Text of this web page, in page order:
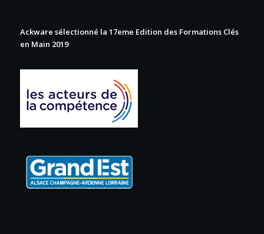
Ackware sélectionné la 17eme Edition des Formations Clés
en Main 2019